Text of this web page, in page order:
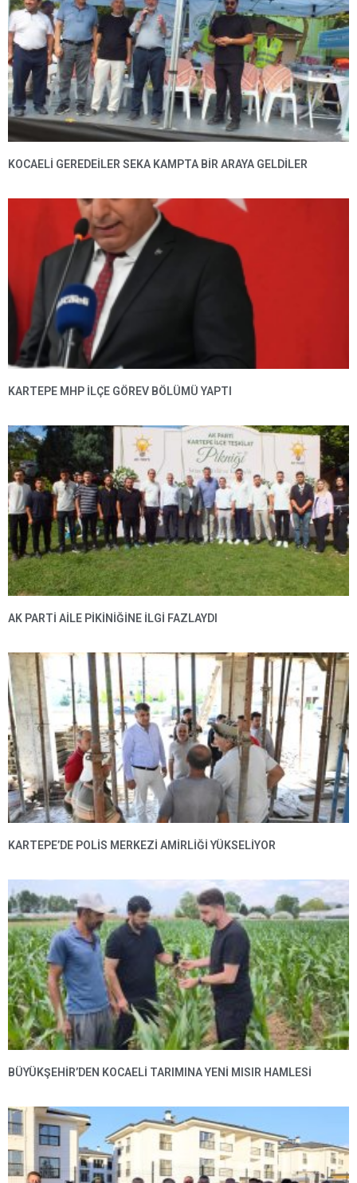
KOCAELİ GEREDEİLER SEKA KAMPTA BİR ARAYA GELDİLER
KARTEPE MHP ILÇE GÖREV BÖLÜMÜ YAPTI
AK PARTI AILE PIKINIĞINE İLGI FAZLAYDI
KARTEPE’DE POLIS MERKEZI AMIRLIĞI YÜKSELIYOR
BÜYÜKŞEHIR’DEN KOCAELI TARIMINA YENI MISIR HAMLESI